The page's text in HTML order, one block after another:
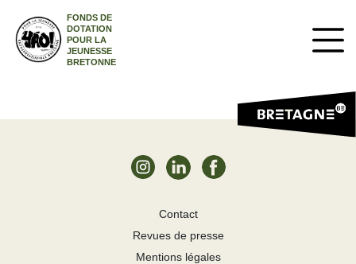
FONDS DE
DOTATION
POUR LA
JEUNESSE
BRETONNE
Contact
Revues de presse
Mentions légales